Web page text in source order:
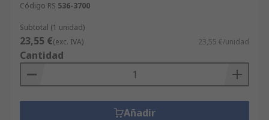
Código RS 536-3700
Subtotal (1 unidad)
23,55 €(exc. IVA) 23,55 €/unidad
Cantidad
Añadir